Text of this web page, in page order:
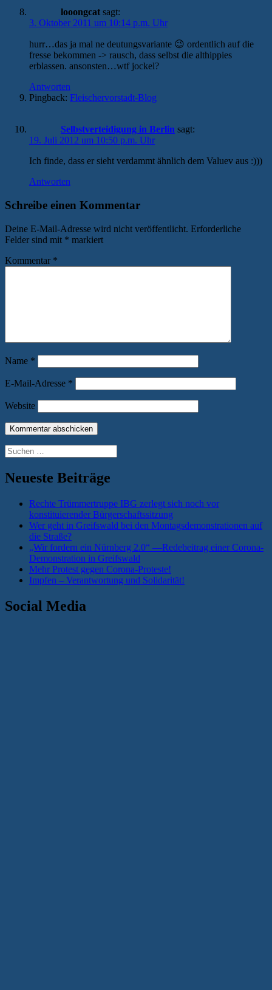
looongcat sagt:
3. Oktober 2011 um 10:14 p.m. Uhr
hurr…das ja mal ne deutungsvariante 😉 ordentlich auf die
fresse bekommen -> rausch, dass selbst die althippies
erblassen. ansonsten…wtf jockel?
Antworten
Pingback: Fleischervorstadt-Blog
Selbstverteidigung in Berlin sagt:
19. Juli 2012 um 10:50 p.m. Uhr
Ich finde, dass er sieht verdammt ähnlich dem Valuev aus :)))
Antworten
Schreibe einen Kommentar
Deine E-Mail-Adresse wird nicht veröffentlicht. Erforderliche
Felder sind mit * markiert
Kommentar *
Name *
E-Mail-Adresse *
Website
Suchen
nach:
Neueste Beiträge
Rechte Trümmertruppe IBG zerlegt sich noch vor
konstituierender Bürgerschaftssitzung
Wer geht in Greifswald bei den Montagsdemonstrationen auf
die Straße?
„Wir fordern ein Nürnberg 2.0“ —Redebeitrag einer Corona-
Demonstration in Greifswald
Mehr Protest gegen Corona-Proteste!
Impfen – Verantwortung und Solidarität!
Social Media